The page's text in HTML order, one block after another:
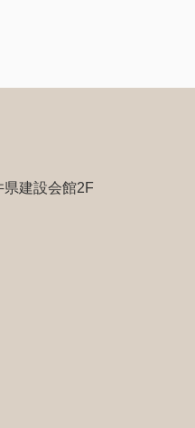
県建設会館2F